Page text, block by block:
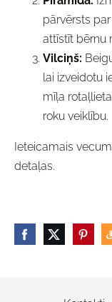
pārvērsts
attīstīt bērnu
Vilciņš:
lai izveidotu
mīļa
roku veiklību.
Ieteicamais
detaļas.